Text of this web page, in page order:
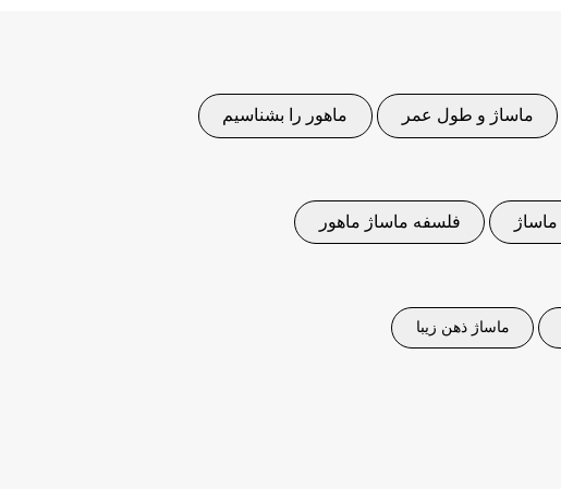
ماساژ و طول عمر ماهور را بشناسیم
فلسفه ماساژ ماهور
ماساژ ذهن زیبا